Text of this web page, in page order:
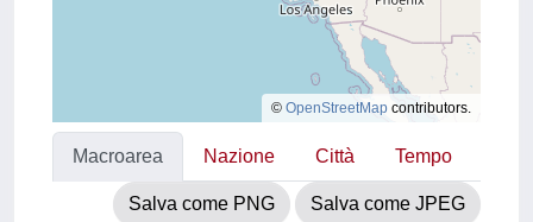
© OpenStreetMap contributors.
Macroarea Nazione Città Tempo
Salva come PNG Salva come JPEG